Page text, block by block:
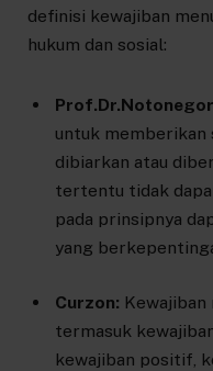
definisi kewajiban
hukum dan sosial:
untuk memberikan
dibiarkan atau
tertentu tidak
pada prinsipnya
yang
Curzon:
termasuk
kewajiban positif,